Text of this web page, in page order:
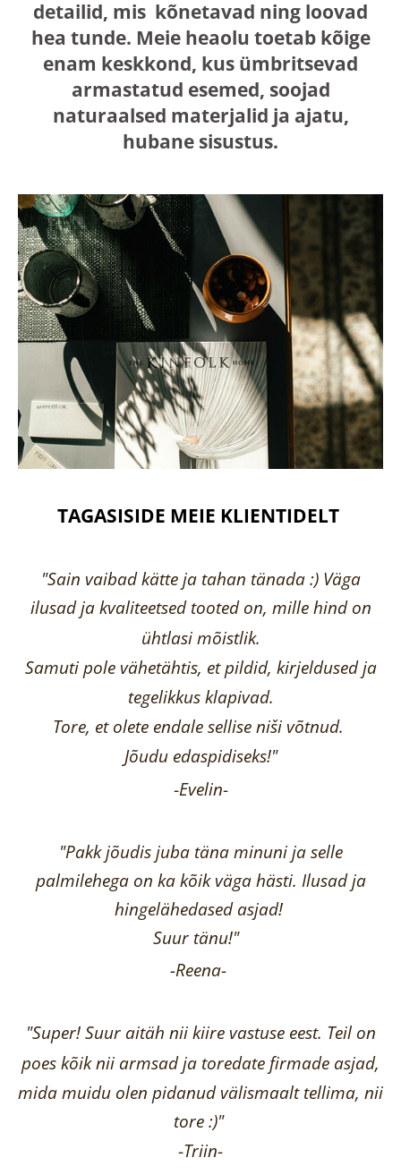
detailid, mis kõnetavad ning loovad
hea tunde. Meie heaolu toetab kõige
enam keskkond, kus ümbritsevad
armastatud esemed, soojad
naturaalsed materjalid ja ajatu,
hubane sisustus.
TAGASISIDE MEIE KLIENTIDELT
"Sain vaibad kätte ja tahan tänada :) Väga
ilusad ja kvaliteetsed tooted on, mille hind on
ühtlasi mõistlik.
Samuti pole vähetähtis, et pildid, kirjeldused ja
tegelikkus klapivad.
Tore, et olete endale sellise niši võtnud.
Jõudu edaspidiseks!"
-Evelin-
"Pakk jõudis juba täna minuni ja selle
palmilehega on ka kõik väga hästi. Ilusad ja
hingelähedased asjad!
Suur tänu!"
-Reena-
"Super! Suur aitäh nii kiire vastuse eest. Teil on
poes kõik nii armsad ja toredate firmade asjad,
mida muidu olen pidanud välismaalt tellima, nii
tore :)"
-Triin-